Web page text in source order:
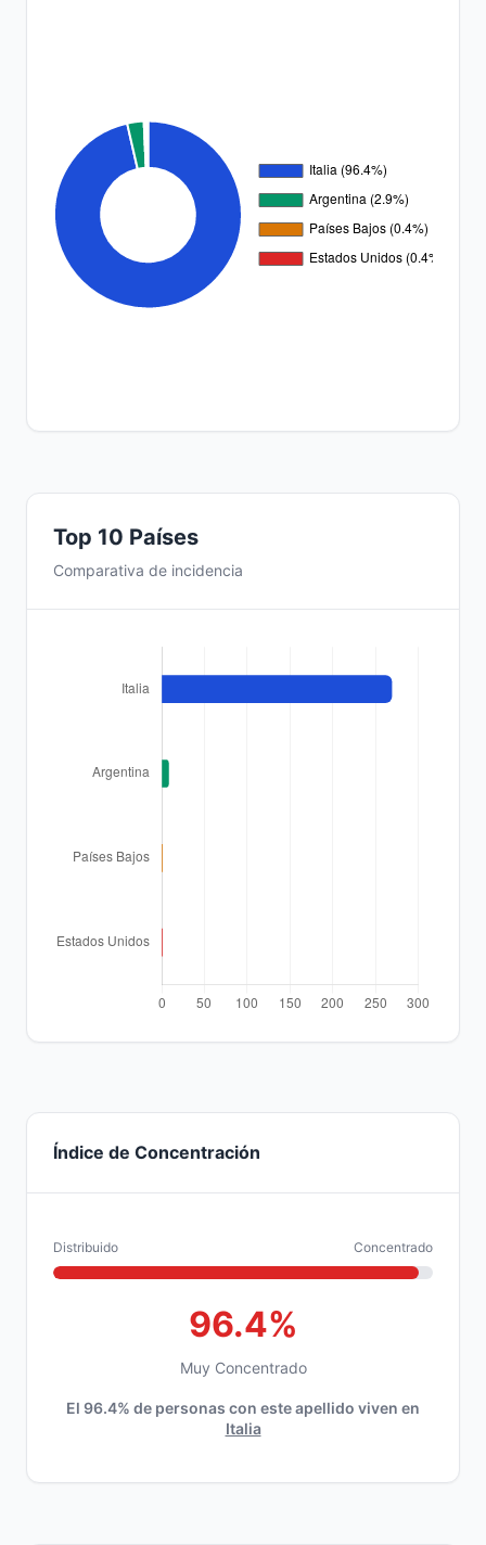
Top 10 Países
Comparativa de incidencia
Índice de Concentración
Distribuido Concentrado
96.4%
Muy Concentrado
El 96.4% de personas con este apellido viven en
Italia